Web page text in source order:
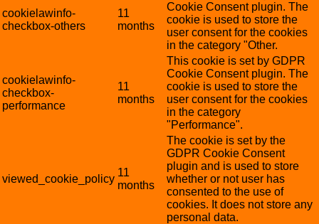
cookielawinfo-
checkbox-others
11
months
Cookie Consent plugin. The
cookie is used to store the
user consent for the cookies
in the category "Other.
cookielawinfo-
checkbox-
performance
11
months
This cookie is set by GDPR
Cookie Consent plugin. The
cookie is used to store the
user consent for the cookies
in the category
"Performance".
viewed_cookie_policy
11
months
The cookie is set by the
GDPR Cookie Consent
plugin and is used to store
whether or not user has
consented to the use of
cookies. It does not store any
personal data.